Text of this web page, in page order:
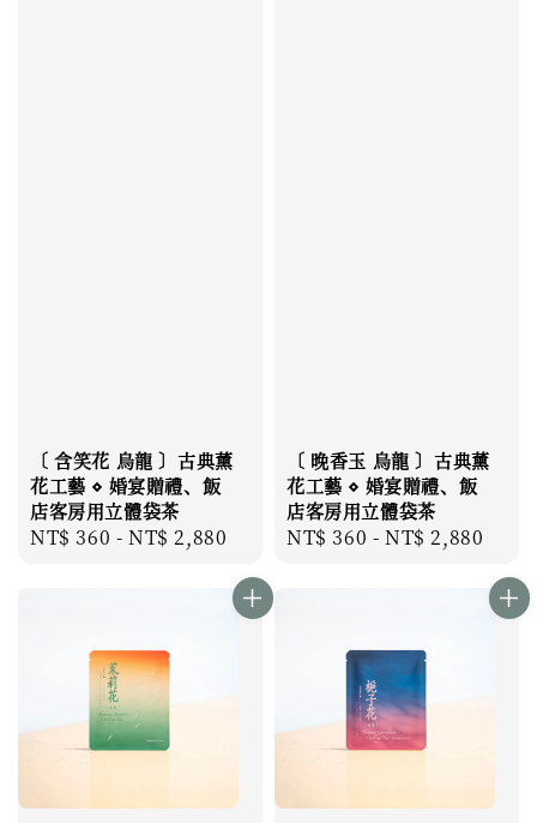
〔 含笑花 烏龍 〕古典薰
花工藝 ⋄ 婚宴贈禮、飯
店客房用立體袋茶
Regular
NT$ 360 -NT$ 2,880
〔 晚香玉 烏龍 〕古典薰
花工藝 ⋄ 婚宴贈禮、飯
店客房用立體袋茶
Regular
NT$ 360 -NT$ 2,880